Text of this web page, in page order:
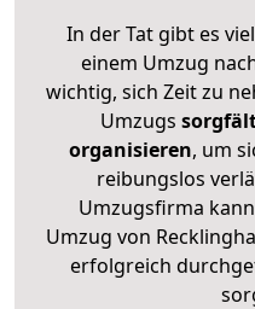
In der Tat gibt es
einem Umzug
wichtig, sich Zeit zu
Umzugs
organisieren, um
reibungslos
Umzugsfirma
Umzug von
erfolgreich